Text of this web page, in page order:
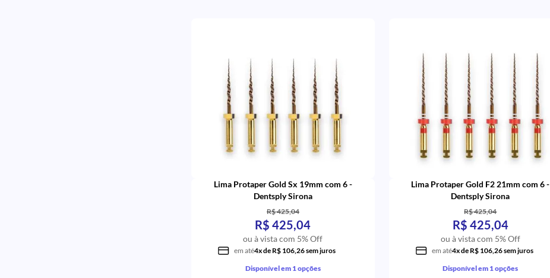
Lima Protaper Gold Sx 19mm com 6 -
Dentsply Sirona
R$ 425,04
R$ 425,04
ou à vista com 5% Off
em até4x de R$ 106,26 sem juros
Disponível em 1 opções
Lima Protaper Gold F2 21mm com 6 -
Dentsply Sirona
R$ 425,04
R$ 425,04
ou à vista com 5% Off
em até4x de R$ 106,26 sem juros
Disponível em 1 opções